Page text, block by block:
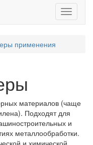
меню
применения
материалов (чаще
Подходят для
и
металлообработки.